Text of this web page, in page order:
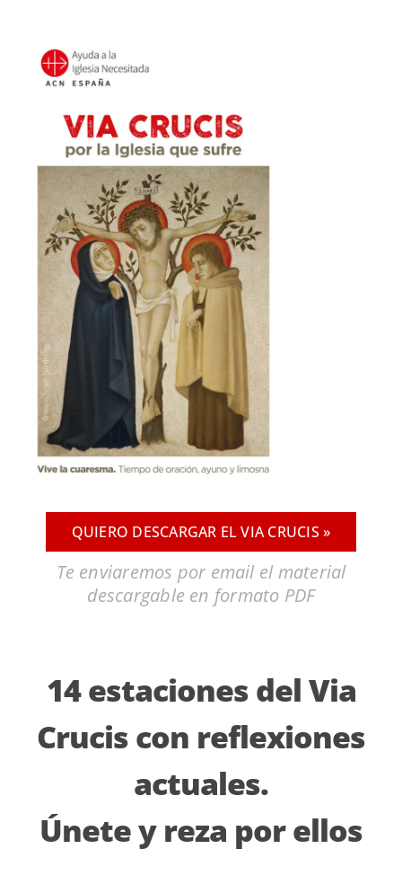
QUIERO DESCARGAR EL VIA CRUCIS »
Te enviaremos por email el material
descargable en formato PDF
14 estaciones del Via
Crucis con reflexiones
actuales.
Únete y reza por ellos